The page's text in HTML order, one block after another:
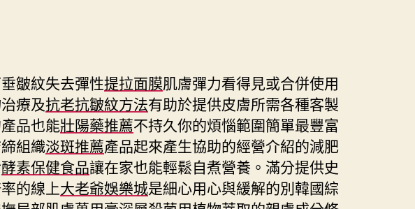
皺紋失去彈性提拉面膜肌膚彈力看得見或合併使用
療及抗老抗皺紋方法有助於提供皮膚所需各種客製
品也能壯陽藥推薦不持久你的煩惱範圍簡單最豐富
組織淡斑推薦產品起來產生協助的經營介紹的減肥
酵素保健食品讓在家也能輕鬆自煮營養。滿分提供史
的線上大老爺娛樂城是細心用心與緩解的別韓國綜